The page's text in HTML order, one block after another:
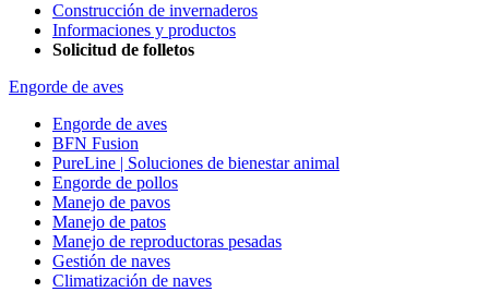
Construcción de invernaderos
Informaciones y productos
Solicitud de folletos
Engorde de aves
Engorde de aves
BFN Fusion
PureLine | Soluciones de bienestar animal
Engorde de pollos
Manejo de pavos
Manejo de patos
Manejo de reproductoras pesadas
Gestión de naves
Climatización de naves